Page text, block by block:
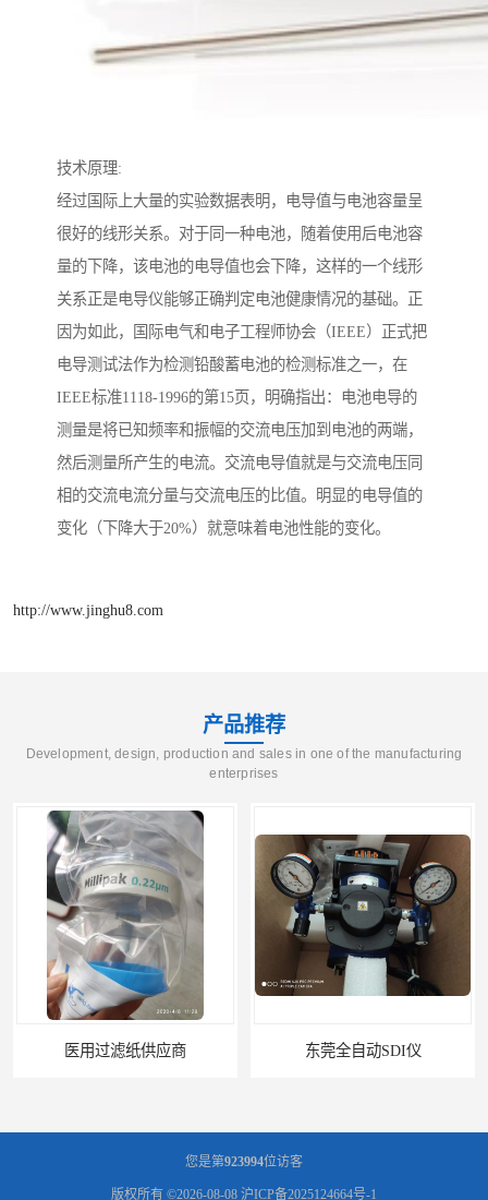
技术原理:
经过国际上大量的实验数据表明，电导值与电池容量呈
很好的线形关系。对于同一种电池，随着使用后电池容
量的下降，该电池的电导值也会下降，这样的一个线形
关系正是电导仪能够正确判定电池健康情况的基础。正
因为如此，国际电气和电子工程师协会（IEEE）正式把
电导测试法作为检测铅酸蓄电池的检测标准之一，在
IEEE标准1118-1996的第15页，明确指出：电池电导的
测量是将已知频率和振幅的交流电压加到电池的两端，
然后测量所产生的电流。交流电导值就是与交流电压同
相的交流电流分量与交流电压的比值。明显的电导值的
变化（下降大于20%）就意味着电池性能的变化。
http://www.jinghu8.com
产品推荐
Development, design, production and sales in one of the manufacturing
enterprises
医用过滤纸供应商 东莞全自动SDI仪
您是第923994位访客
版权所有 ©2026-08-08 沪ICP备2025124664号-1